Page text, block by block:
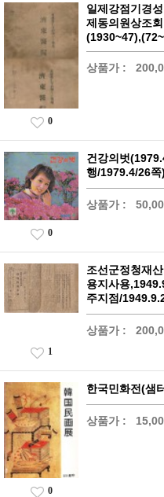
일제강점기경
제동의원상조
상품가 :
0
건강의벗
행/1979.4/26쪽)
상품가 :
0
조선군정청재
용지사용
주지점/
상품가 :
1
한국민화전(샘
상품가 :
0